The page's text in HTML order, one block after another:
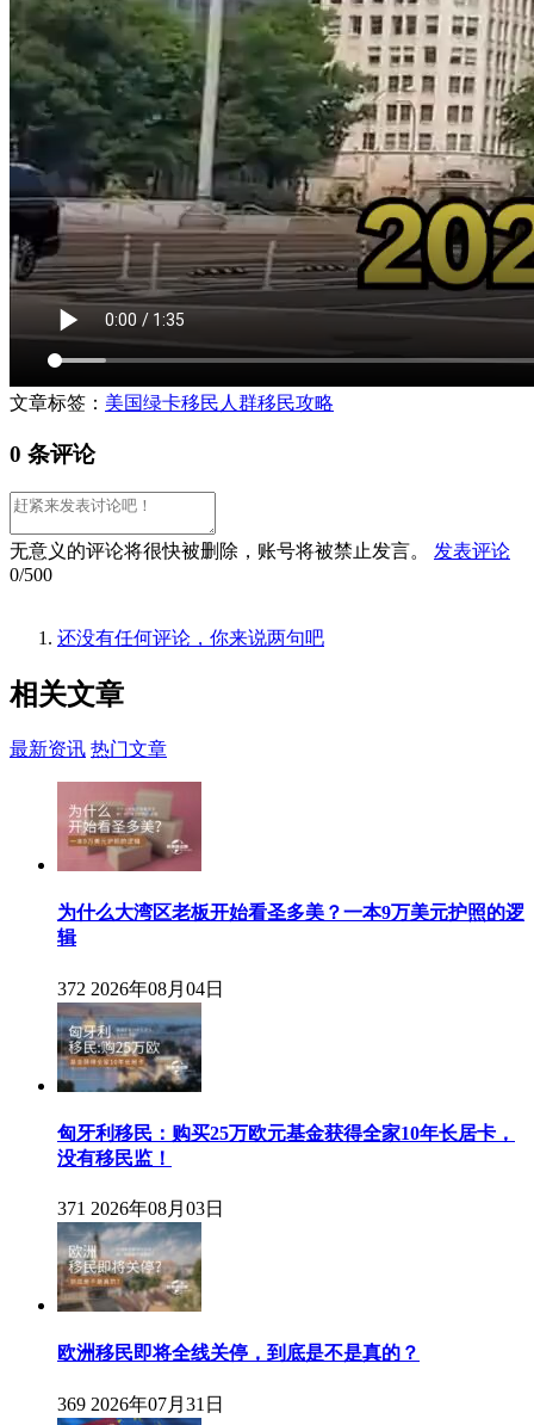
文章标签： 美国绿卡移民人群移民攻略
0 条评论
无意义的评论将很快被删除，账号将被禁止发言。
发表评论
0/500
还没有任何评论，你来说两句吧
相关文章
最新资讯 热门文章
为什么大湾区老板开始看圣多美？一本9万美元护照的逻
辑
372 2026年08月04日
匈牙利移民：购买25万欧元基金获得全家10年长居卡，
没有移民监！
371 2026年08月03日
欧洲移民即将全线关停，到底是不是真的？
369 2026年07月31日